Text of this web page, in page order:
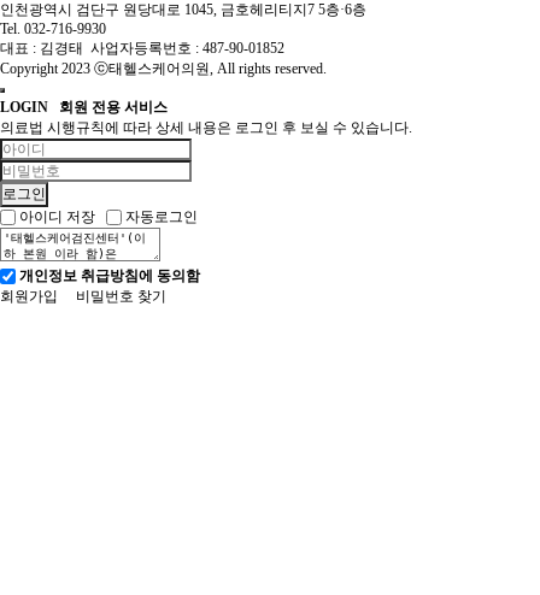
인천광역시 검단구 원당대로 1045, 금호헤리티지7 5층·6층
Tel. 032-716-9930
대표 : 김경태 사업자등록번호 : 487-90-01852
Copyright 2023 ⓒ태헬스케어의원, All rights reserved.
LOGIN 회원 전용 서비스
의료법 시행규칙에 따라 상세 내용은 로그인 후 보실 수 있습니다.
아이디 저장 자동로그인
개인정보 취급방침에 동의함
회원가입
비밀번호 찾기